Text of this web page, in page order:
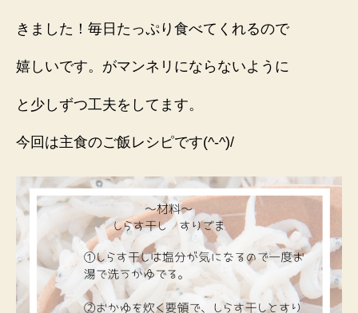
きました！毎日たっぷり食べてくれるので
嬉しいです。がマンネリにならないように
と少しずつ工夫をしてます。
今回は主食のご飯レシピです(^-^)/